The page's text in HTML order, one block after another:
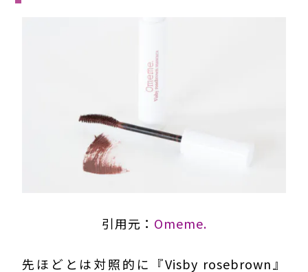
引用元： Omeme.
先ほどとは対照的に『Visby rosebrown』